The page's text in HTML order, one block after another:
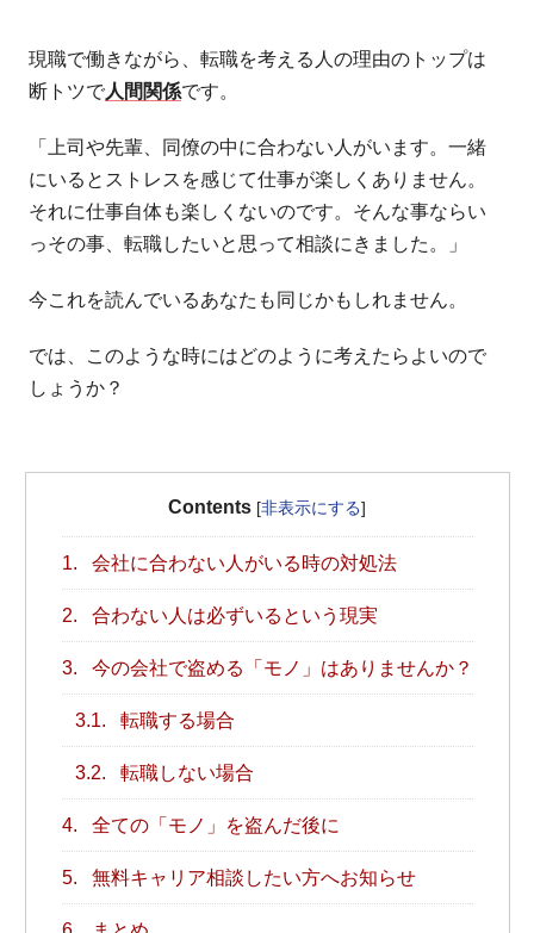
現職で働きながら、転職を考える人の理由のトップは
断トツで人間関係です。
「上司や先輩、同僚の中に合わない人がいます。一緒
にいるとストレスを感じて仕事が楽しくありません。
それに仕事自体も楽しくないのです。そんな事ならい
っその事、転職したいと思って相談にきました。」
今これを読んでいるあなたも同じかもしれません。
では、このような時にはどのように考えたらよいので
しょうか？
Contents [非表示にする]
1. 会社に合わない人がいる時の対処法
2. 合わない人は必ずいるという現実
3. 今の会社で盗める「モノ」はありませんか？
3.1. 転職する場合
3.2. 転職しない場合
4. 全ての「モノ」を盗んだ後に
5. 無料キャリア相談したい方へお知らせ